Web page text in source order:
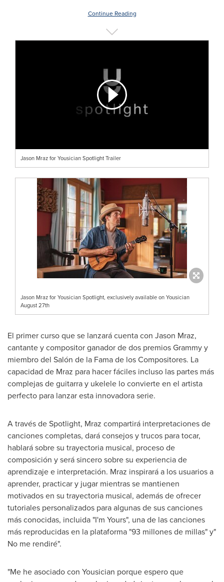
Continue Reading
Jason Mraz for Yousician Spotlight Trailer
Jason Mraz for Yousician Spotlight, exclusively available on Yousician
August 27th
El primer curso que se lanzará cuenta con Jason Mraz,
cantante y compositor ganador de dos premios Grammy y
miembro del Salón de la Fama de los Compositores. La
capacidad de Mraz para hacer fáciles incluso las partes más
complejas de guitarra y ukelele lo convierte en el artista
perfecto para lanzar esta innovadora serie.
A través de Spotlight, Mraz compartirá interpretaciones de
canciones completas, dará consejos y trucos para tocar,
hablará sobre su trayectoria musical, proceso de
composición y será sincero sobre su experiencia de
aprendizaje e interpretación. Mraz inspirará a los usuarios a
aprender, practicar y jugar mientras se mantienen
motivados en su trayectoria musical, además de ofrecer
tutoriales personalizados para algunas de sus canciones
más conocidas, incluida "I'm Yours", una de las canciones
más reproducidas en la plataforma "93 millones de millas" y"
No me rendiré".
"Me he asociado con Yousician porque espero que